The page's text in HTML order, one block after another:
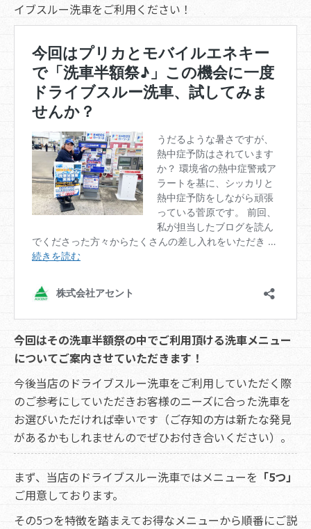
イブスルー洗車をご利用ください！
今回はその洗車半額祭の中でご利用頂ける洗車メニュー
についてご案内させていただきます！
今後当店のドライブスルー洗車をご利用していただく際
のご参考にしていただきお客様のニーズに合った洗車を
お選びいただければ幸いです（ご存知の方は新たな発見
があるかもしれませんのでぜひお付き合いください）。
まず、当店のドライブスルー洗車ではメニューを 「5つ」
ご用意しております。
その5つを特徴を踏まえてお得なメニューから順番にご説